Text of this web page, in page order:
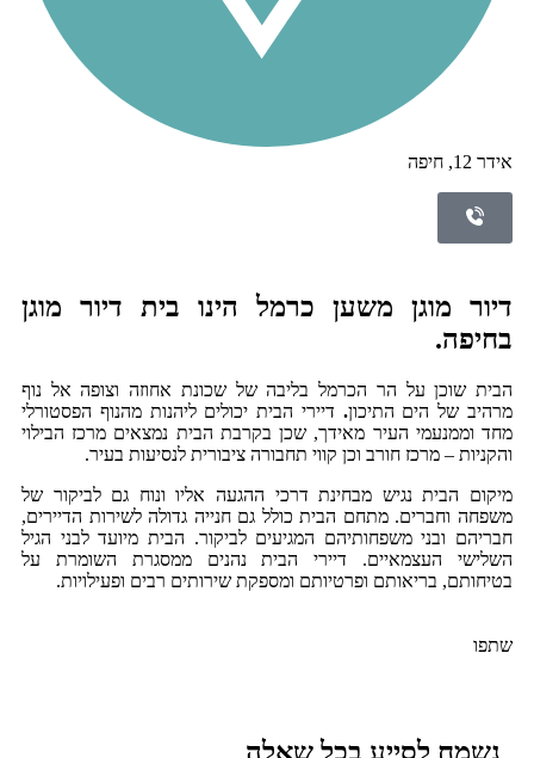
אידר 12, חיפה
דיור מוגן משען כרמל הינו בית דיור מוגן
בחיפה.
הבית שוכן על הר הכרמל בליבה של שכונת אחוזה וצופה אל נוף
מרהיב של הים התיכון. דיירי הבית יכולים ליהנות מהנוף הפסטורלי
מחד וממנעמי העיר מאידך, שכן בקרבת הבית נמצאים מרכז הבילוי
והקניות – מרכז חורב וכן קווי תחבורה ציבורית לנסיעות בעיר.
מיקום הבית נגיש מבחינת דרכי ההגעה אליו ונוח גם לביקור של
משפחה וחברים. מתחם הבית כולל גם חנייה גדולה לשירות הדיירים,
חבריהם ובני משפחותיהם המגיעים לביקור. הבית מיועד לבני הגיל
השלישי העצמאיים. דיירי הבית נהנים ממסגרת השומרת על
בטיחותם, בריאותם ופרטיותם ומספקת שירותים רבים ופעילויות.
שתפו
נשמח לסייע בכל שאלה